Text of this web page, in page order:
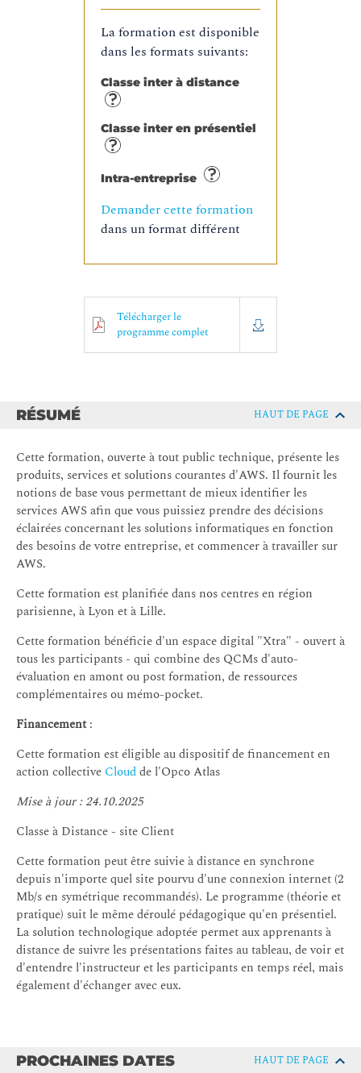
La formation est disponible
dans les formats suivants:
Classe inter à distance
Classe inter en présentiel
Intra-entreprise
Demander cette formation
dans un format différent
Télécharger le
programme complet
RÉSUMÉ HAUT DE PAGE
Cette formation, ouverte à tout public technique, présente les
produits, services et solutions courantes d'AWS. Il fournit les
notions de base vous permettant de mieux identifier les
services AWS afin que vous puissiez prendre des décisions
éclairées concernant les solutions informatiques en fonction
des besoins de votre entreprise, et commencer à travailler sur
AWS.
Cette formation est planifiée dans nos centres en région
parisienne, à Lyon et à Lille.
Cette formation bénéficie d'un espace digital "Xtra" - ouvert à
tous les participants - qui combine des QCMs d'auto-
évaluation en amont ou post formation, de ressources
complémentaires ou mémo-pocket.
Financement:
Cette formation est éligible au dispositif de financement en
action collective Cloudde l'Opco Atlas
Mise à jour : 24.10.2025
Classe à Distance - site Client
Cette formation peut être suivie à distance en synchrone
depuis n'importe quel site pourvu d'une connexion internet (2
Mb/s en symétrique recommandés). Le programme (théorie et
pratique) suit le même déroulé pédagogique qu'en présentiel.
La solution technologique adoptée permet aux apprenants à
distance de suivre les présentations faites au tableau, de voir et
d'entendre l'instructeur et les participants en temps réel, mais
également d'échanger avec eux.
PROCHAINES DATES HAUT DE PAGE